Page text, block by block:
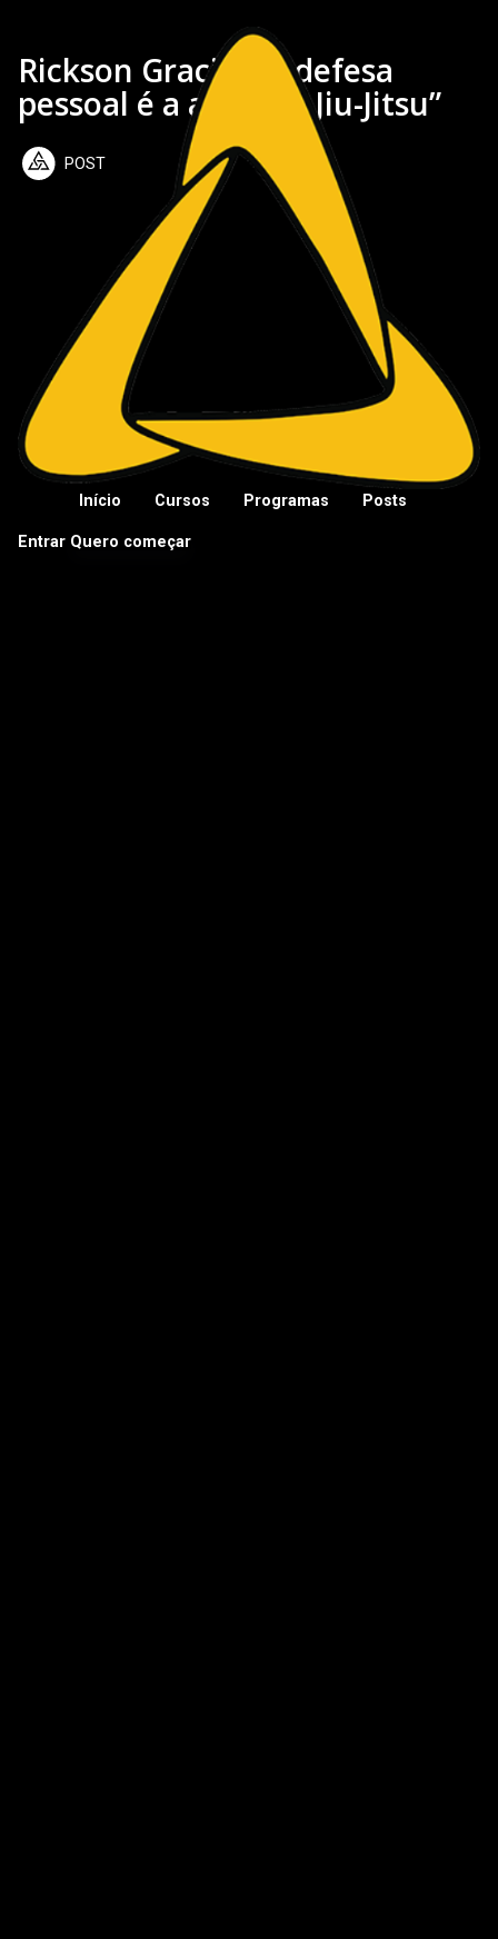
Início Cursos Programas Posts
Entrar Quero começar
Rickson Gracie: “A defesa
pessoal é a alma do Jiu-Jitsu”
POST